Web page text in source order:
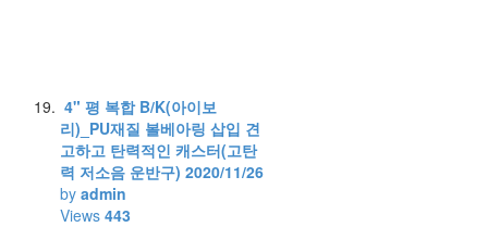
4" 평 복합 B/K(아이보
리)_PU재질 볼베아링 삽입 견
고하고 탄력적인 캐스터(고탄
력 저소음 운반구) 2020/11/26
by admin
Views 443